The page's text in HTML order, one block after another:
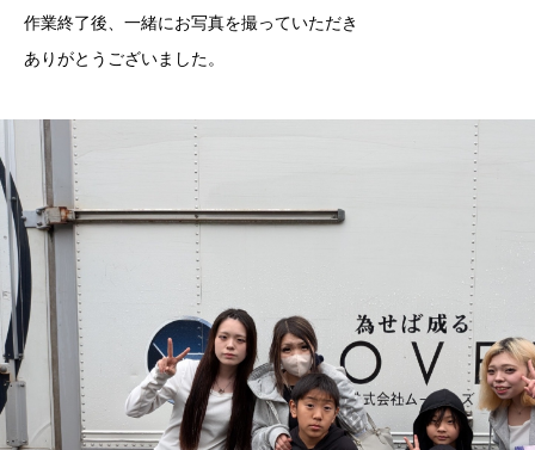
作業終了後、一緒にお写真を撮っていただき
ありがとうございました。